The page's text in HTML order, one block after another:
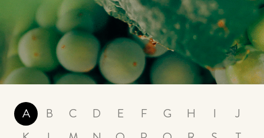
A B C D E F G H I
J
NEWS
STORIES